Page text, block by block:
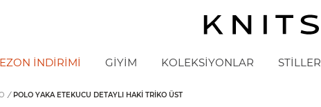
İNDIRIMI GİYİM KOLEKSİYONLAR STİLLER
/ POLO YAKA ETEKUCU DETAYLI HAKI TRIKO ÜST